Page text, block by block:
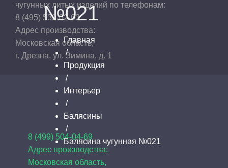
№021
Главная
/
Продукция
/
Интерьер
/
Балясины
/
Балясина чугунная №021
чугунных литых изделий по телефонам:
8 (495) 532-02-03
Адрес производства:
Московская область,
г. Дрезна, ул. Зимина, д. 1
8 (499) 504-04-69
Адрес производства:
Московская область,